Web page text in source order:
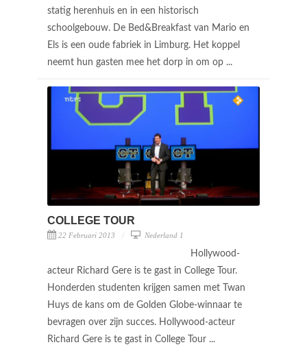
statig herenhuis en in een historisch
schoolgebouw. De Bed&Breakfast van Mario en
Els is een oude fabriek in Limburg. Het koppel
neemt hun gasten mee het dorp in om op ...
COLLEGE TOUR
22 Februari 2013 Nederland 1
Hollywood-
acteur Richard Gere is te gast in College Tour.
Honderden studenten krijgen samen met Twan
Huys de kans om de Golden Globe-winnaar te
bevragen over zijn succes. Hollywood-acteur
Richard Gere is te gast in College Tour ...